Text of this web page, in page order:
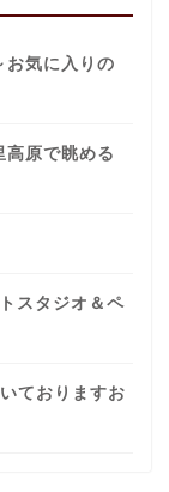
気に入りの
高原で眺める
スタジオ＆ペ
ておりますお